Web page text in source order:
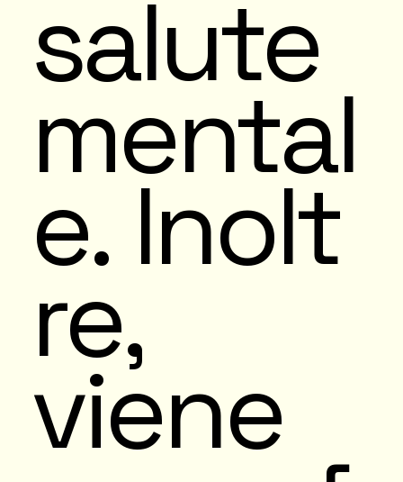
salute
mental
e. Inolt
re,
viene